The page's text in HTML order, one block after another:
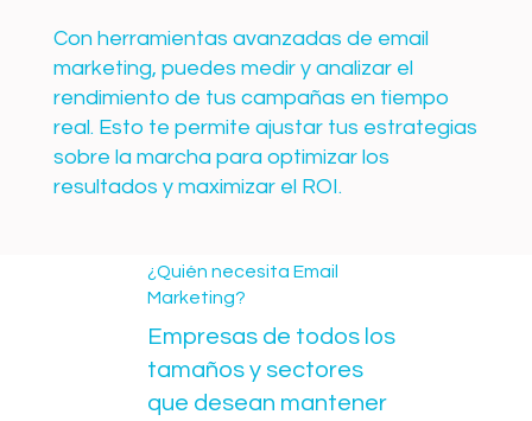
Con herramientas avanzadas de email
marketing, puedes medir y analizar el
rendimiento de tus campañas en tiempo
real. Esto te permite ajustar tus estrategias
sobre la marcha para optimizar los
resultados y maximizar el ROI.
¿Quién necesita Email
Marketing?
Empresas de todos los
tamaños y sectores
que desean mantener